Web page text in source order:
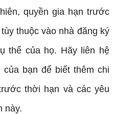
quyền gia hạn trước
thuộc vào nhà đăng ký
thể của họ. Hãy liên hệ
bạn để biết thêm chi
thời hạn và các yêu
này.